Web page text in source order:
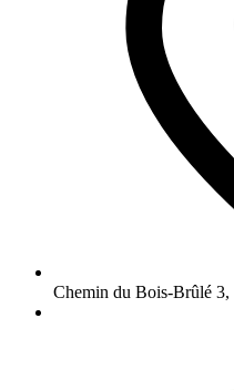
Chemin du Bois-Brûlé 3,